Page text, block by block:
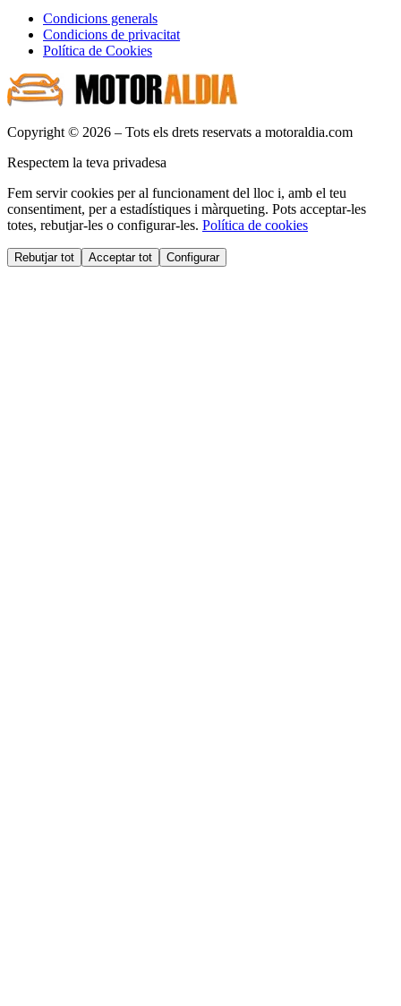
Condicions generals
Condicions de privacitat
Política de Cookies
Copyright © 2026 – Tots els drets reservats a motoraldia.com
Respectem la teva privadesa
Fem servir cookies per al funcionament del lloc i, amb el teu
consentiment, per a estadístiques i màrqueting. Pots acceptar-les
totes, rebutjar-les o configurar-les. Política de cookies
Rebutjar tot Acceptar tot Configurar